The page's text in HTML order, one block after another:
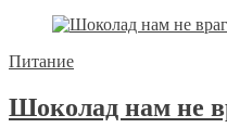
Питание
Шоколад нам не